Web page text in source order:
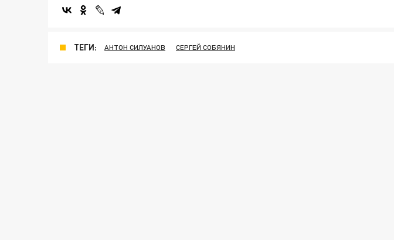
ТЕГИ: АНТОН СИЛУАНОВ СЕРГЕЙ СОБЯНИН